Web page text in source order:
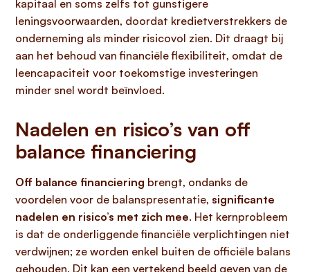
kapitaal en soms zelfs tot gunstigere
leningsvoorwaarden, doordat kredietverstrekkers de
onderneming als minder risicovol zien. Dit draagt bij
aan het behoud van financiële flexibiliteit, omdat de
leencapaciteit voor toekomstige investeringen
minder snel wordt beïnvloed.
Nadelen en risico’s van off
balance financiering
Off balance financiering brengt, ondanks de
voordelen voor de balanspresentatie, significante
nadelen en risico’s met zich mee. Het kernprobleem
is dat de onderliggende financiële verplichtingen niet
verdwijnen; ze worden enkel buiten de officiële balans
gehouden. Dit kan een vertekend beeld geven van de